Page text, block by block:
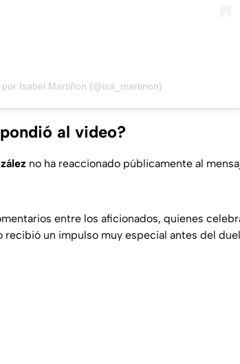
Isabel Martiñon (@isa_martinon)
al video?
no ha reaccionado públicamente al
entre los aficionados, quienes
un impulso muy especial antes del